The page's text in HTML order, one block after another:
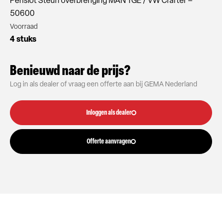
50600
Voorraad
4 stuks
Benieuwd naar de prijs?
Log in als dealer of vraag een offerte aan bij GEMA Nederland
Inloggen als dealer
Offerte aanvragen